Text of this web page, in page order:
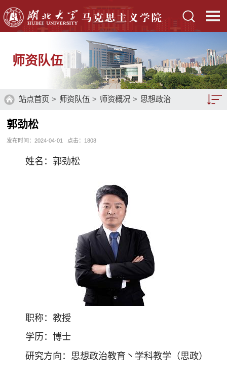
师资队伍
站点首页 > 师资队伍 > 师资概况 > 思想政治
教育系
博士生导师
郭劲松
发布时间：2024-04-01 点击： 1808
姓名：郭劲松
职称：教授
学历：博士
研究方向：思想政治教育丶学科教学（思政）